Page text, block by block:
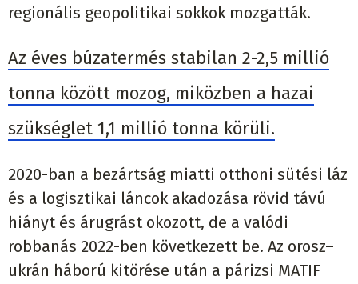
regionális geopolitikai sokkok mozgatták.
Az éves búzatermés stabilan 2-2,5 millió
tonna között mozog, miközben a hazai
szükséglet 1,1 millió tonna körüli.
2020-ban a bezártság miatti otthoni sütési láz
és a logisztikai láncok akadozása rövid távú
hiányt és árugrást okozott, de a valódi
robbanás 2022-ben következett be. Az orosz–
ukrán háború kitörése után a párizsi MATIF